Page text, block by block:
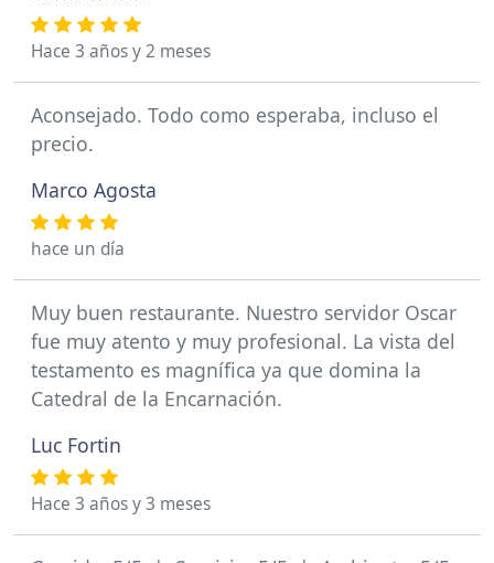
Hace 3 años y 2 meses
Aconsejado. Todo como esperaba, incluso el
precio.
Marco Agosta
hace un día
Muy buen restaurante. Nuestro servidor Oscar
fue muy atento y muy profesional. La vista del
testamento es magnífica ya que domina la
Catedral de la Encarnación.
Luc Fortin
Hace 3 años y 3 meses